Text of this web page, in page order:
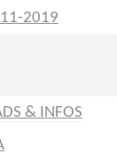
2019
& INFOS